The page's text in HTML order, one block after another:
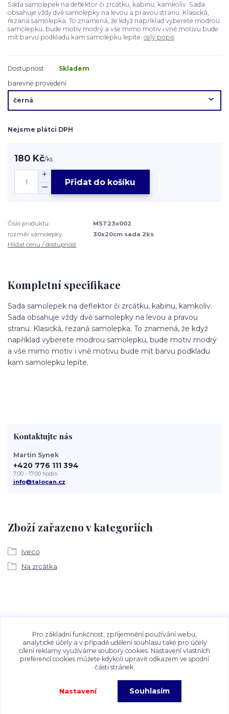
Sada samolepek na deflektor či zrcátku, kabinu, kamkoliv. Sada
obsahuje vždy dvě samolepky na levou a pravou stranu. Klasická,
řezaná samolepka. To znamená, že když například vyberete modrou
samolepku, bude motiv modrý a vše mimo motiv i vně motivu bude
mít barvu podkladu kam samolepku lepíte. celý popis
Dostupnost
Skladem
barevné provedení
Nejsme plátci DPH
180 Kč/ks
Přidat do košíku
Číslo produktu:
MST23x002
rozměr samolepky:
30x20cm sada 2ks
Hlídat cenu / dostupnost
Kompletní specifikace
Sada samolepek na deflektor či zrcátku, kabinu, kamkoliv.
Sada obsahuje vždy dvě samolepky na levou a pravou
stranu. Klasická, řezaná samolepka. To znamená, že když
například vyberete modrou samolepku, bude motiv modrý
a vše mimo motiv i vně motivu bude mít barvu podkladu
kam samolepku lepíte.
Zboží zařazeno v kategoriích
Iveco
Na zrcátka
Kontaktujte nás
Martin Synek
+420 776 111 394
7:00 - 17:00 hodin
info@talocan.cz
obsah zveřejněný na stránkách Talocan.cz a
CeskeSamolepky.cz jsou chráněny autorským právem. Jejich
použití bez předchozího písemného souhlasu provozovatele
je zakázáno.
Pro základní funkčnost, zpříjemnění používání webu,
analytické účely a v případě udělení souhlasu také pro účely
cílení reklamy využíváme soubory cookies. Nastavení vlastních
preferencí cookies můžete kdykoli upravit odkazem ve spodní
části stránek.
Nastavení Souhlasím